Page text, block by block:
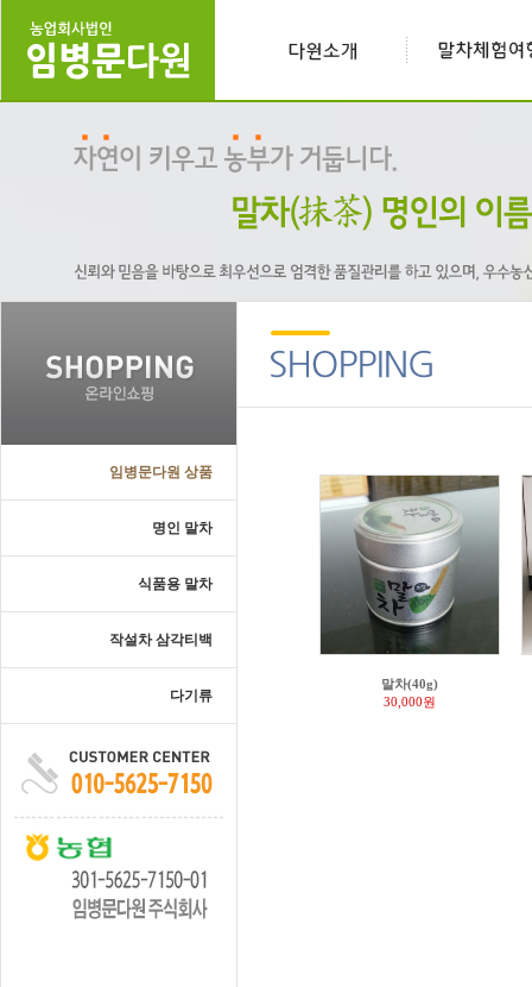
임병문다원 상품
명인 말차
식품용 말차
작설차 삼각티백
다기류
말차(40g)
30,000원